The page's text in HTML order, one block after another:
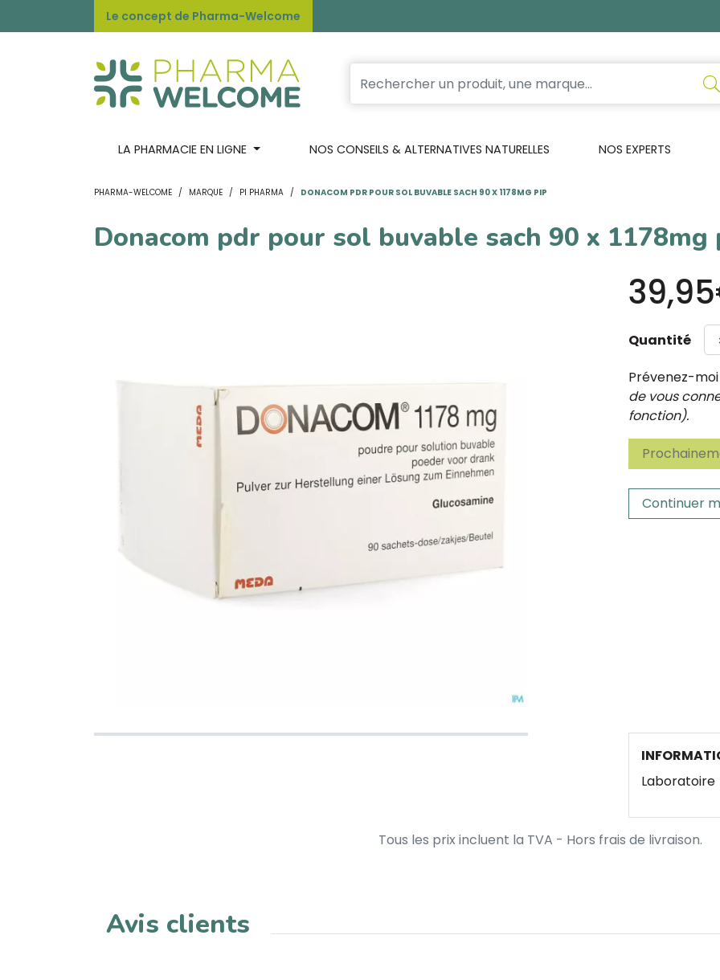
Le concept de Pharma-Welcome
LA PHARMACIE EN LIGNE NOS CONSEILS & ALTERNATIVES NATURELLES NOS EXPERTS
PHARMA-WELCOME MARQUE PI PHARMA DONACOM PDR POUR SOL BUVABLE SACH 90 X 1178MG PIP
Donacom pdr pour sol buvable sach 90 x 1178mg
Quantité
Prévenez-
de vous
fonction).
Continuer
Laboratoire
Tous les prix incluent la TVA - Hors frais de livraison.
Avis clients